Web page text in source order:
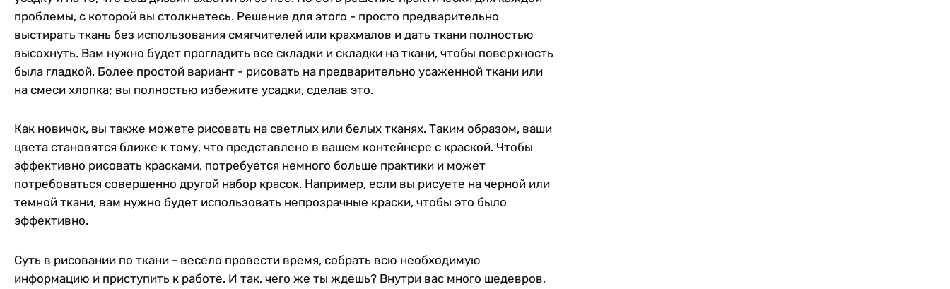
проблемы, с которой вы столкнетесь. Решение для этого - просто предварительно
выстирать ткань без использования смягчителей или крахмалов и дать ткани полностью
высохнуть. Вам нужно будет прогладить все складки и складки на ткани, чтобы поверхность
была гладкой. Более простой вариант - рисовать на предварительно усаженной ткани или
на смеси хлопка; вы полностью избежите усадки, сделав это.
Как новичок, вы также можете рисовать на светлых или белых тканях. Таким образом, ваши
цвета становятся ближе к тому, что представлено в вашем контейнере с краской. Чтобы
эффективно рисовать красками, потребуется немного больше практики и может
потребоваться совершенно другой набор красок. Например, если вы рисуете на черной или
темной ткани, вам нужно будет использовать непрозрачные краски, чтобы это было
эффективно.
Суть в рисовании по ткани - весело провести время, собрать всю необходимую
информацию и приступить к работе. И так, чего же ты ждешь? Внутри вас много шедевров,